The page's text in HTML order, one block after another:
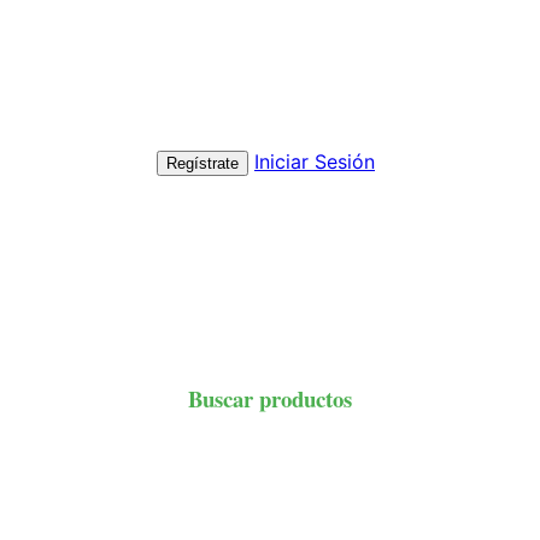
Regístrate Iniciar Sesión
Buscar productos